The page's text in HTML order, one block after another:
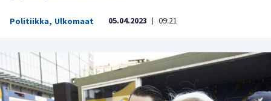
Politiikka, Ulkomaat 05.04.2023 | 09:21